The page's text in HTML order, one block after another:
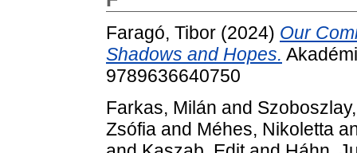
Faragó, Tibor (2024) Our
Shadows and Hopes.
9789636640750
Farkas, Milán and
Zsófia and Méhes, Nikoletta